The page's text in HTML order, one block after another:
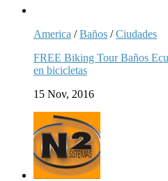
America /Baños /Ciudades
FREE Biking Tour Baños
en bicicletas
15 Nov, 2016